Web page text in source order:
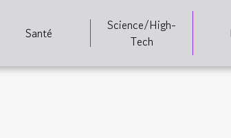
Santé
Science/High-
Tech